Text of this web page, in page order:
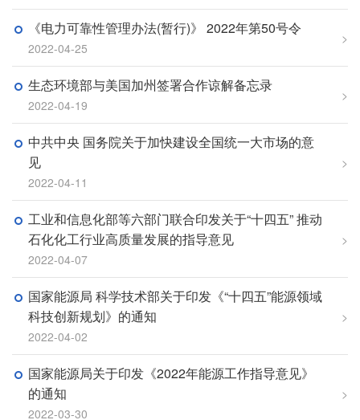
《电力可靠性管理办法(暂行)》 2022年第50号令
2022-04-25
>
生态环境部与美国加州签署合作谅解备忘录
2022-04-19
>
中共中央 国务院关于加快建设全国统一大市场的意
见
2022-04-11
>
工业和信息化部等六部门联合印发关于“十四五” 推动
石化化工行业高质量发展的指导意见
2022-04-07
>
国家能源局 科学技术部关于印发《“十四五”能源领域
科技创新规划》的通知
2022-04-02
>
国家能源局关于印发《2022年能源工作指导意见》
的通知
2022-03-30
>